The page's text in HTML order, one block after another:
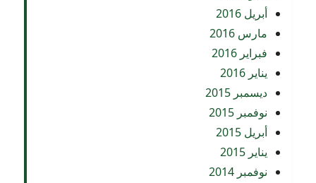
أبريل 2016
مارس 2016
فبراير 2016
يناير 2016
ديسمبر 2015
نوفمبر 2015
أبريل 2015
يناير 2015
نوفمبر 2014